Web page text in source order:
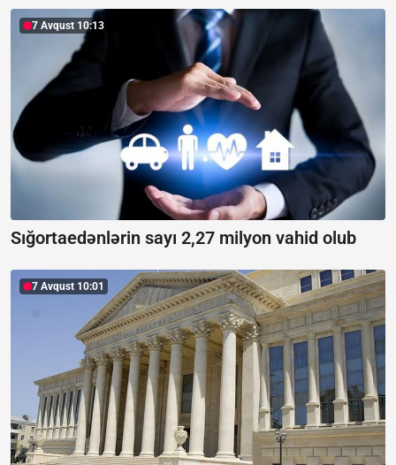
7 Avqust 10:13
Sığortaedənlərin sayı 2,27 milyon vahid olub
7 Avqust 10:01